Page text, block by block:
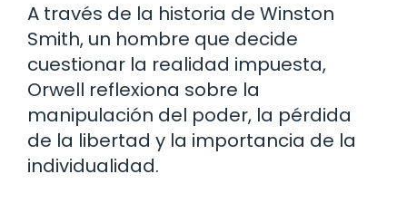
A través de la historia de Winston
Smith, un hombre que decide
cuestionar la realidad impuesta,
Orwell reflexiona sobre la
manipulación del poder, la pérdida
de la libertad y la importancia de la
individualidad.